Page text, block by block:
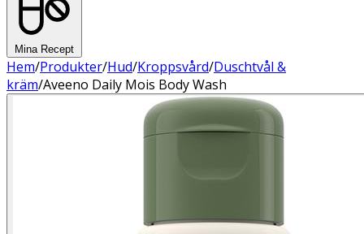
Mina Recept
Hem/Produkter/Hud/Kroppsvård/Duschtvål &
kräm/Aveeno Daily Mois Body Wash